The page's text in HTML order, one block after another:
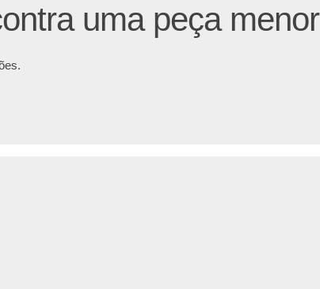
uma peça menor